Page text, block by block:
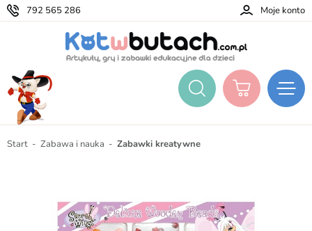
792 565 286 Moje konto
Start Zabawa i nauka Zabawki kreatywne